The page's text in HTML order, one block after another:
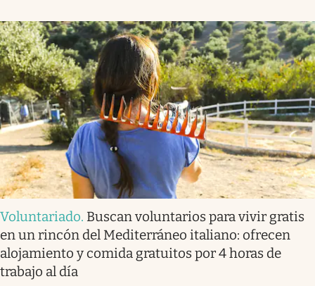
Voluntariado. Buscan voluntarios para vivir gratis
en un rincón del Mediterráneo italiano: ofrecen
alojamiento y comida gratuitos por 4 horas de
trabajo al día